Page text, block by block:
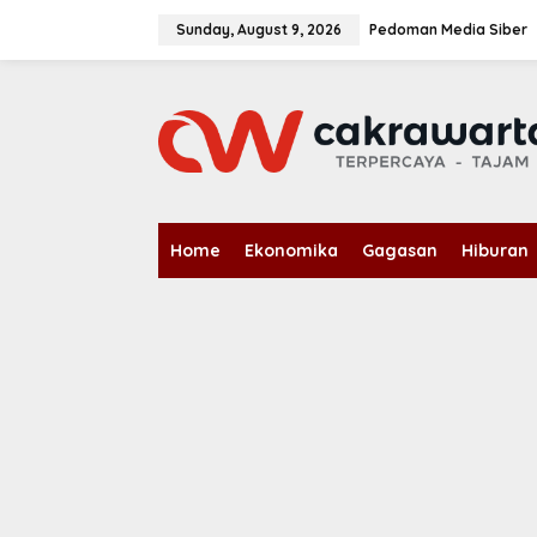
Sunday, August 9, 2026 Pedoman Media Siber
Home Ekonomika Gagasan Hiburan